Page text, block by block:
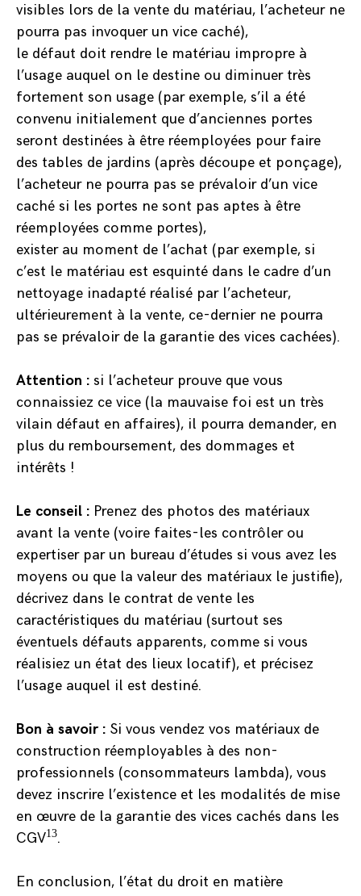
visibles lors de la vente du matériau, l’acheteur ne
pourra pas invoquer un vice caché),
le défaut doit rendre le matériau impropre à
l’usage auquel on le destine ou diminuer très
fortement son usage (par exemple, s’il a été
convenu initialement que d’anciennes portes
seront destinées à être réemployées pour faire
des tables de jardins (après découpe et ponçage),
l’acheteur ne pourra pas se prévaloir d’un vice
caché si les portes ne sont pas aptes à être
réemployées comme portes),
exister au moment de l’achat (par exemple, si
c’est le matériau est esquinté dans le cadre d’un
nettoyage inadapté réalisé par l’acheteur,
ultérieurement à la vente, ce-dernier ne pourra
pas se prévaloir de la garantie des vices cachées).
Attention : si l’acheteur prouve que vous
connaissiez ce vice (la mauvaise foi est un très
vilain défaut en affaires), il pourra demander, en
plus du remboursement, des dommages et
intérêts !
Le conseil : Prenez des photos des matériaux
avant la vente (voire faites-les contrôler ou
expertiser par un bureau d’études si vous avez les
moyens ou que la valeur des matériaux le justifie),
décrivez dans le contrat de vente les
caractéristiques du matériau (surtout ses
éventuels défauts apparents, comme si vous
réalisiez un état des lieux locatif), et précisez
l’usage auquel il est destiné.
Bon à savoir : Si vous vendez vos matériaux de
construction réemployables à des non-
professionnels (consommateurs lambda), vous
devez inscrire l’existence et les modalités de mise
en œuvre de la garantie des vices cachés dans les
CGV13.
En conclusion, l’état du droit en matière